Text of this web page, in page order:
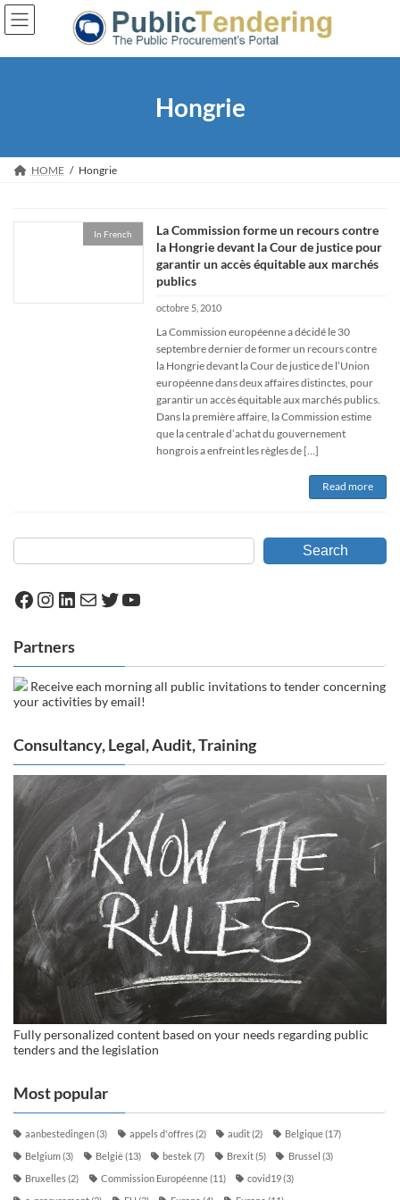
Skip
the
Skip
the
Hongrie
HOME Hongrie
In French
La Commission forme un recours contre
la Hongrie devant la Cour de justice pour
garantir un accès équitable aux marchés
publics
octobre 5, 2010
La Commission européenne a décidé le 30
septembre dernier de former un recours contre
la Hongrie devant la Cour de justice de l’Union
européenne dans deux affaires distinctes, pour
garantir un accès équitable aux marchés publics.
Dans la première affaire, la Commission estime
que la centrale d’achat du gouvernement
hongrois a enfreint les règles de […]
Read more
Search
Facebook
Instagram
LinkedIn
MailTwitter
YouTube
Partners
Receive each morning all public invitations to tender concerning
your activities by email!
Consultancy, Legal, Audit, Training
Fully personalized content based on your needs regarding public
tenders and the legislation
Most popular
aanbestedingen(3) appels d'offres(2) audit(2) Belgique(17)
Belgium(3) België(13) bestek (7) Brexit(5) Brussel (3)
Bruxelles(2) Commission Européenne(11) covid19(3)